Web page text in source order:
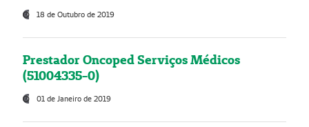
18 de Outubro de 2019
Prestador Oncoped Serviços Médicos
(51004335-0)
01 de Janeiro de 2019